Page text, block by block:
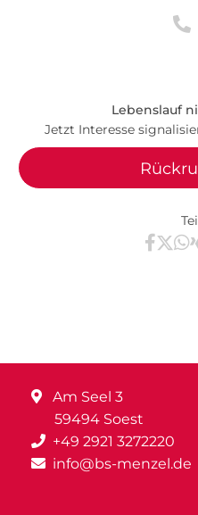
Lebenslauf
Jetzt Interesse
Teilen
Am Seel 3
59494 Soest
+49 2921 3272220
info@bs-menzel.de